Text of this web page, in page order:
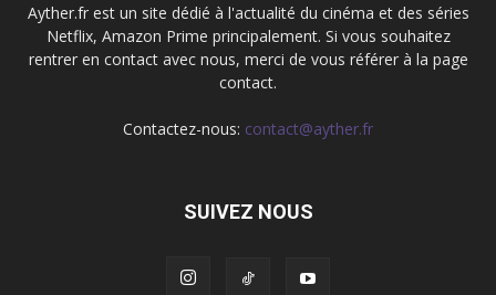
Ayther.fr est un site dédié à l'actualité du cinéma et des séries
Netflix, Amazon Prime principalement. Si vous souhaitez
rentrer en contact avec nous, merci de vous référer à la page
contact.
Contactez-nous: contact@ayther.fr
SUIVEZ NOUS